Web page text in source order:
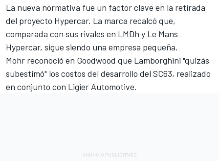
La nueva normativa fue un factor clave en la retirada
del proyecto Hypercar. La marca recalcó que,
comparada con sus rivales en LMDh y Le Mans
Hypercar, sigue siendo una empresa pequeña.
Mohr reconoció en Goodwood que Lamborghini "quizás
subestimó" los costos del desarrollo del SC63, realizado
en conjunto con Ligier Automotive.